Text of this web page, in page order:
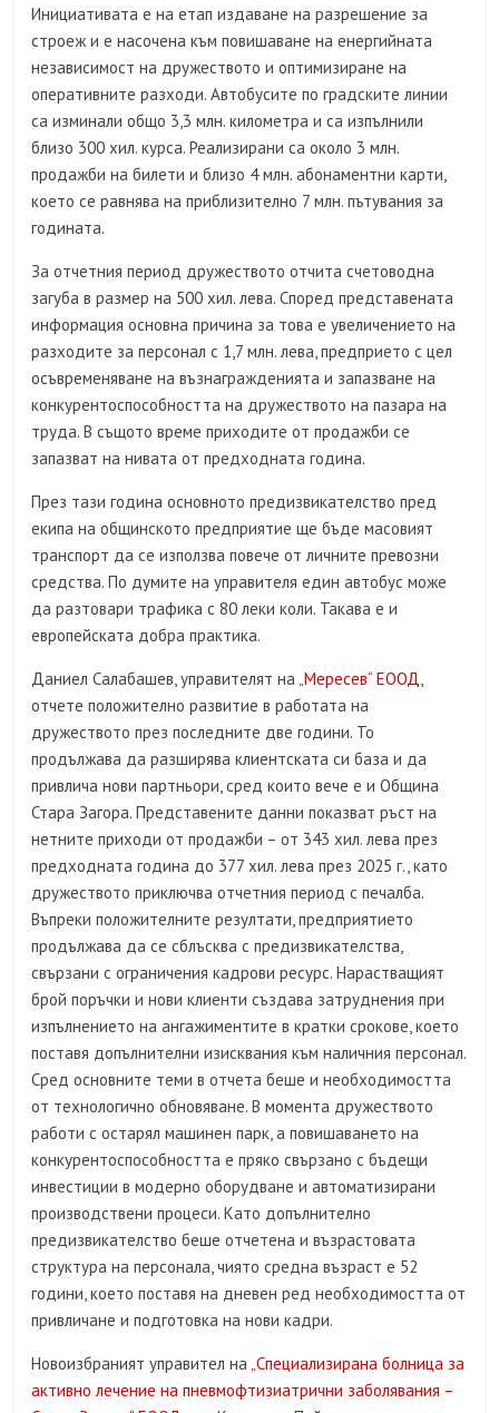
Инициативата е на етап издаване на разрешение за
строеж и е насочена към повишаване на енергийната
независимост на дружеството и оптимизиране на
оперативните разходи. Автобусите по градските линии
са изминали общо 3,3 млн. километра и са изпълнили
близо 300 хил. курса. Реализирани са около 3 млн.
продажби на билети и близо 4 млн. абонаментни карти,
което се равнява на приблизително 7 млн. пътувания за
годината.
За отчетния период дружеството отчита счетоводна
загуба в размер на 500 хил. лева. Според представената
информация основна причина за това е увеличението на
разходите за персонал с 1,7 млн. лева, предприето с цел
осъвременяване на възнагражденията и запазване на
конкурентоспособността на дружеството на пазара на
труда. В същото време приходите от продажби се
запазват на нивата от предходната година.
През тази година основното предизвикателство пред
екипа на общинското предприятие ще бъде масовият
транспорт да се използва повече от личните превозни
средства. По думите на управителя един автобус може
да разтовари трафика с 80 леки коли. Такава е и
европейската добра практика.
Даниел Салабашев, управителят на„Мересев“ ЕООД,
отчете положително развитие в работата на
дружеството през последните две години. То
продължава да разширява клиентската си база и да
привлича нови партньори, сред които вече е и Община
Стара Загора. Представените данни показват ръст на
нетните приходи от продажби – от 343 хил. лева през
предходната година до 377 хил. лева през 2025 г., като
дружеството приключва отчетния период с печалба.
Въпреки положителните резултати, предприятието
продължава да се сблъсква с предизвикателства,
свързани с ограничения кадрови ресурс. Нарастващият
брой поръчки и нови клиенти създава затруднения при
изпълнението на ангажиментите в кратки срокове, което
поставя допълнителни изисквания към наличния персонал.
Сред основните теми в отчета беше и необходимостта
от технологично обновяване. В момента дружеството
работи с остарял машинен парк, а повишаването на
конкурентоспособността е пряко свързано с бъдещи
инвестиции в модерно оборудване и автоматизирани
производствени процеси. Като допълнително
предизвикателство беше отчетена и възрастовата
структура на персонала, чиято средна възраст е 52
години, което поставя на дневен ред необходимостта от
привличане и подготовка на нови кадри.
Новоизбраният управител на„Специализирана болница за
активно лечение на пневмофтизиатрични заболявания –